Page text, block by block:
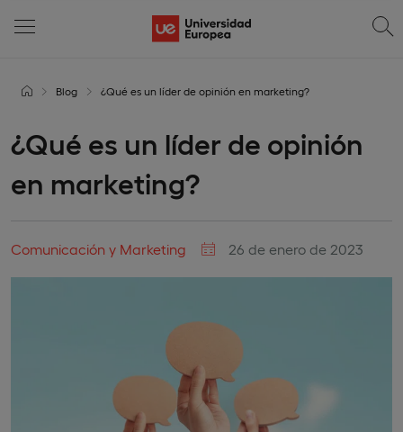
Blog ¿Qué es un líder de opinión en marketing?
¿Qué es un líder de opinión
en marketing?
Comunicación y Marketing 26 de enero de 2023